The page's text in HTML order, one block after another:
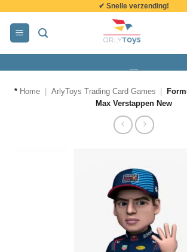
inhoud
✔ Snelle verzending!
* Home ArlyToys Trading Card Games
Max Verstappen New